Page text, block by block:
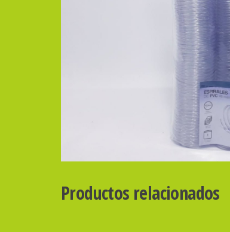
Productos relacionados